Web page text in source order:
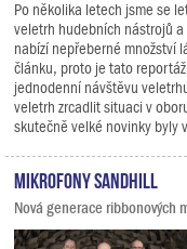
Po několika letech jsme se
veletrh hudebních nástrojů a
nabízí nepřeberné množství
článku, proto je tato
jednodenní návštěvu
veletrh zrcadlit situaci v
skutečně velké novinky byly
Mikrofony Sandhill
Nová generace ribbonových